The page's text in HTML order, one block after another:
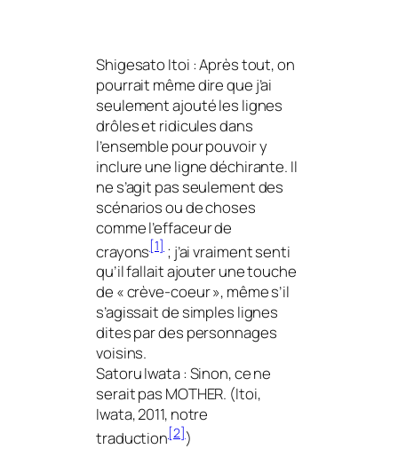
Shigesato Itoi : Après tout, on
pourrait même dire que j’ai
seulement ajouté les lignes
drôles et ridicules dans
l’ensemble pour pouvoir y
inclure une ligne déchirante. Il
ne s’agit pas seulement des
scénarios ou de choses
comme l’effaceur de
crayons[1] ; j’ai vraiment senti
qu’il fallait ajouter une touche
de « crève-coeur », même s’il
s’agissait de simples lignes
dites par des personnages
voisins.
Satoru Iwata : Sinon, ce ne
serait pas MOTHER. (Itoi,
Iwata, 2011, notre
traduction[2])